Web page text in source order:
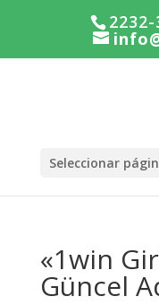
Seleccionar
«1win
Güncel